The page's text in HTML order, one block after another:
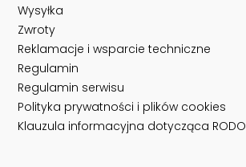
Wysyłka
Zwroty
Reklamacje i wsparcie techniczne
Regulamin
Regulamin serwisu
Polityka prywatności i plików cookies
Klauzula informacyjna dotycząca RODO